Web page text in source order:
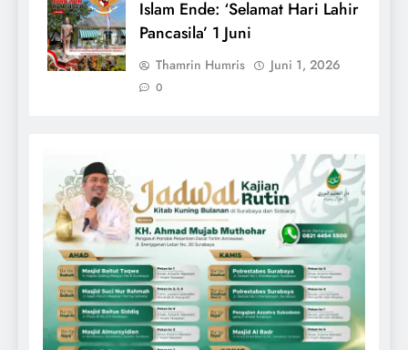
Islam Ende: ‘Selamat Hari Lahir
Pancasila’ 1 Juni
Thamrin Humris Juni 1, 2026
0